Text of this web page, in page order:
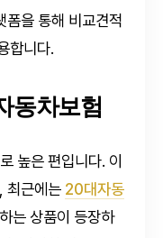
폼을 통해 비교견적
합니다.
동차보험
높은 편입니다. 이
최근에는 20대자동
는 상품이 등장하